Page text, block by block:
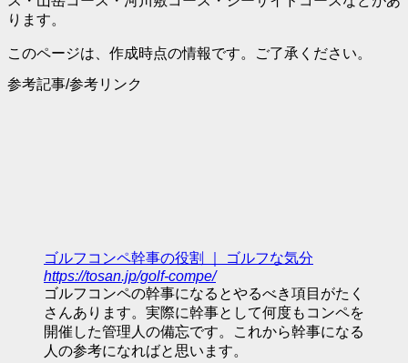
ります。
このページは、作成時点の情報です。ご了承ください。
参考記事/参考リンク
ゴルフコンペ幹事の役割 ｜ ゴルフな気分
https://tosan.jp/golf-compe/
ゴルフコンペの幹事になるとやるべき項目がたく
さんあります。実際に幹事として何度もコンペを
開催した管理人の備忘です。これから幹事になる
人の参考になればと思います。